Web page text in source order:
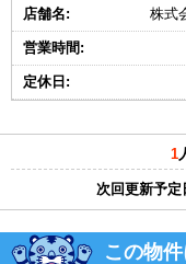
店舗名: 株式
営業時間:
定休日:
1
次回更新予定
この物